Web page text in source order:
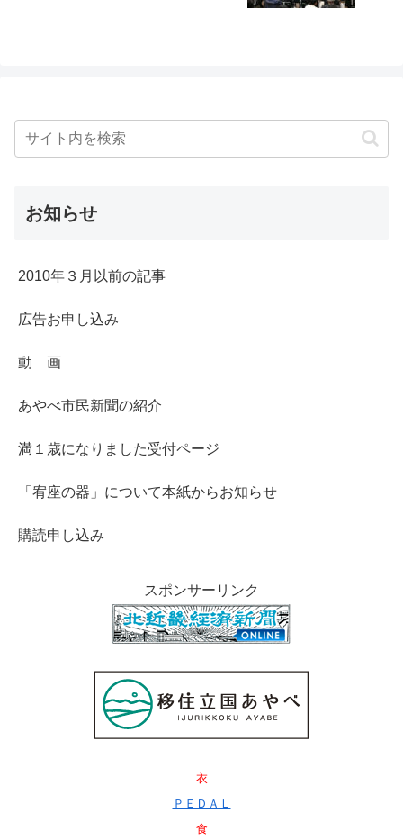
お知らせ
2010年３月以前の記事
広告お申し込み
動 画
あやべ市民新聞の紹介
満１歳になりました受付ページ
「宥座の器」について本紙からお知らせ
購読申し込み
スポンサーリンク
衣
ＰＥＤＡＬ
食